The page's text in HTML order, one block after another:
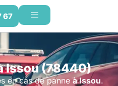
67
Issou (78440)
en cas de panneà Issou.